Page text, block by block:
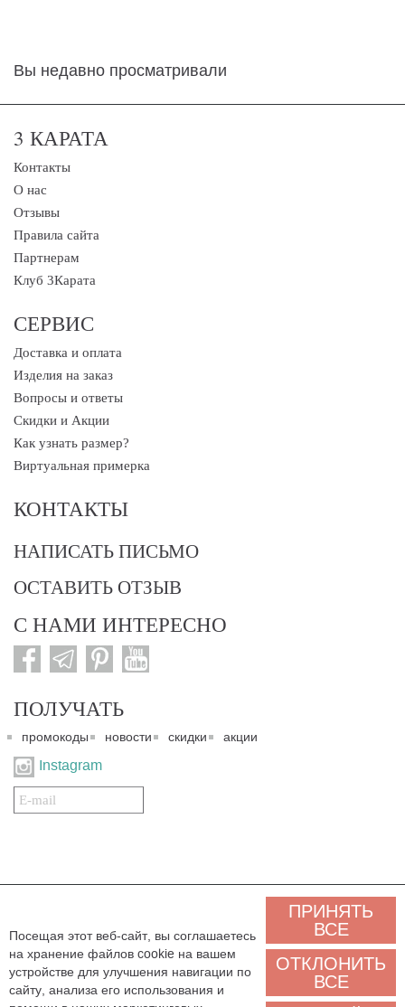
Вы недавно просматривали
3 КАРАТА
Контакты
О нас
Отзывы
Правила сайта
Партнерам
Клуб 3Карата
СЕРВИС
Доставка и оплата
Изделия на заказ
Вопросы и ответы
Скидки и Акции
Как узнать размер?
Виртуальная примерка
КОНТАКТЫ
НАПИСАТЬ ПИСЬМО
ОСТАВИТЬ ОТЗЫВ
С НАМИ ИНТЕРЕСНО
ПОЛУЧАТЬ
промокоды новости скидки акции
Instagram
Подписаться
на
собственностью "3 Карата ТМ" и охраняются Законом об авторском праве действующего
законодательства государства Украина. Этот сайт и его контент может использоваться
сторонними лицами и организациями только для некоммерческих целей. Любая загрузка,
копирование, печать, иное использование материалов данного сайта для некоммерческих целей
должно сопровождаться работающей ссылкой или иным указанием на источник.
Мы обрабатываем персональные данные (cookies, IP-адрес, местоположение), чтобы
Посещая этот веб-сайт, вы соглашаетесь
на хранение файлов cookie на вашем
устройстве для улучшения навигации по
сайту, анализа его использования и
ПРИНЯТЬ
ВСЕ
ОТКЛОНИТЬ
ВСЕ